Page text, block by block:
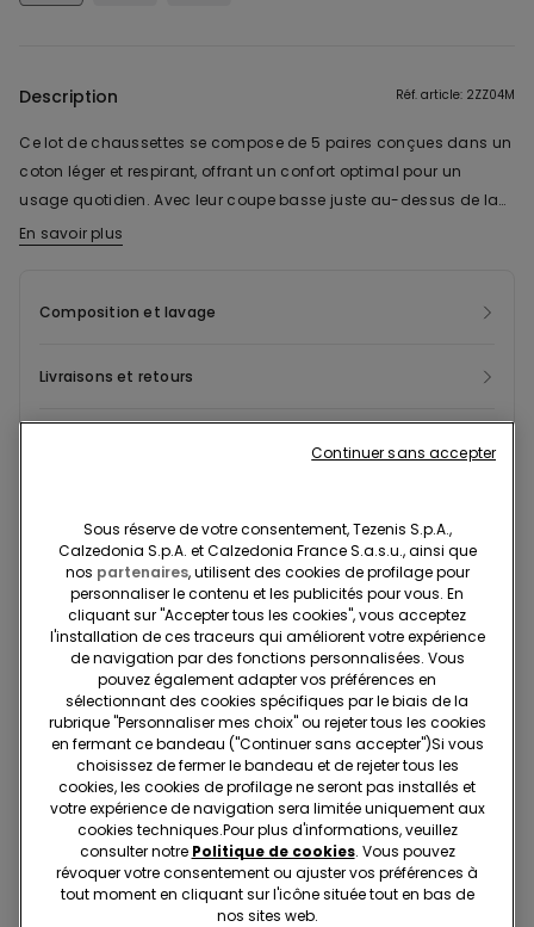
Description Réf. article: 2ZZ04M
Ce lot de chaussettes se compose de 5 paires conçues dans un
coton léger et respirant, offrant un confort optimal pour un
usage quotidien. Avec leur coupe basse juste au-dessus de la
cheville, ces chaussettes de sport courtes sont idéales pour
bonne ventilation, réduisant ainsi l'humidité pour garder vos
confort, parfaites pour les journées actives ou les séances
garantissant un style impeccable au quotidien. Ces
chaussettes invisibles sport s'adaptent à toutes vos tenues,
journée active, ces chaussettes deviendront vos alliées
indispensables. Faites confiance à Tezenis pour des essentiels
modernes et de qualité, pensés pour les hommes dynamiques à
la recherche de confort et de style.
En savoir plus
Composition et lavage
Livraisons et retours
Standard à domicile
Membre du programme fidélité Tezenis Talent 2€
Pour toute commande supérieure à 55€ Livraison gratuite
5 jours ouvrables
Retrait en magasin Gratuit
3 à 5 jours ouvrables
Complétez votre look
Sous réserve de votre consentement, Tezenis S.p.A.,
Calzedonia S.p.A. et Calzedonia France S.a.s.u., ainsi que
nos partenaires, utilisent des cookies de profilage pour
personnaliser le contenu et les publicités pour vous. En
cliquant sur "Accepter tous les cookies", vous acceptez
l'installation de ces traceurs qui améliorent votre expérience
de navigation par des fonctions personnalisées. Vous
pouvez également adapter vos préférences en
sélectionnant des cookies spécifiques par le biais de la
rubrique "Personnaliser mes choix" ou rejeter tous les cookies
en fermant ce bandeau ("Continuer sans accepter")​Si vous
choisissez de fermer le bandeau et de rejeter tous les
cookies, les cookies de profilage ne seront pas installés et
votre expérience de navigation sera limitée uniquement aux
cookies techniques.​Pour plus d'informations, veuillez
consulter notre Politique de cookies. Vous pouvez
révoquer votre consentement ou ajuster vos préférences à
tout moment en cliquant sur l'icône située tout en bas de
nos sites web.
Continuer sans accepter